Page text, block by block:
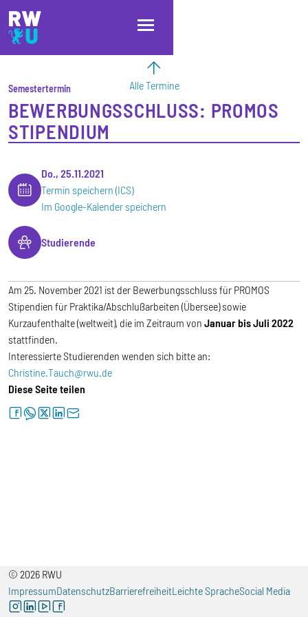
Direkt zum Inhalt
Direkt zur Hauptnavigation
Direkt zum Fußbereich
Alle Termine
Semestertermin
BEWERBUNGSSCHLUSS: PROMOS
STIPENDIUM
Do., 25.11.2021
Termin speichern (ICS)
Im Google-Kalender speichern
Studierende
Am 25. November 2021 ist der Bewerbungsschluss für PROMOS
Stipendien für Praktika/Abschlußarbeiten (Übersee) sowie
Kurzaufenthalte (weltweit), die im Zeitraum von Januar bis Juli 2022
stattfinden.
Interessierte Studierenden wenden sich bitte an:
Christine.Tauch@rwu.de
Diese Seite teilen
facebookwhatsapptwitterlinkedinletter
© 2026 RWU
ImpressumDatenschutzBarrierefreiheitLeichte SpracheSocial Media
instagramlinkedinyoutubefacebook